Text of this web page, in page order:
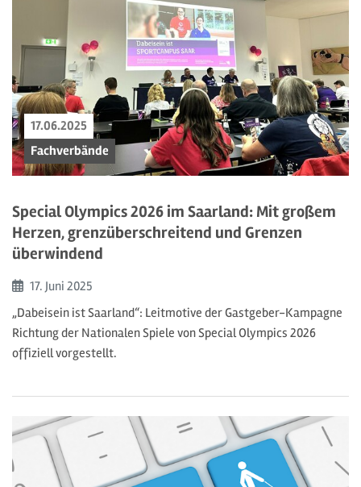
Special Olympics 2026 im Saarland: Mit großem
Herzen, grenzüberschreitend und Grenzen
überwindend
Beginn:
17. Juni 2025
„Dabeisein ist Saarland“: Leitmotive der Gastgeber-Kampagne
Richtung der Nationalen Spiele von Special Olympics 2026
offiziell vorgestellt.
17.06.2025
Fachverbände